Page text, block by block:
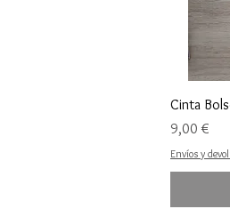
Cinta
Preu
9,00 €
Envíos y